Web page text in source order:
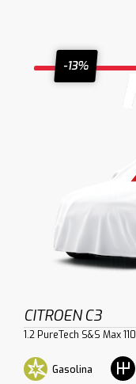
-13%
CITROEN C3
1.2 PureTech S&S Max 110
Gasolina